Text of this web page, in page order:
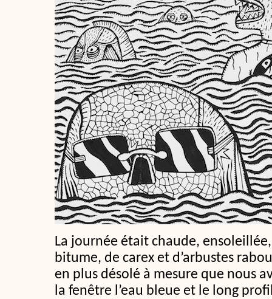
La journée était chaude,
bitume, de carex et d’arbustes
en plus désolé à mesure que nous
la fenêtre l’eau bleue et le long